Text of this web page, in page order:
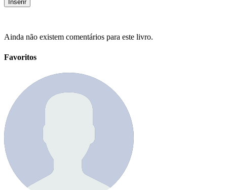
Ainda não existem comentários para este livro.
Favoritos